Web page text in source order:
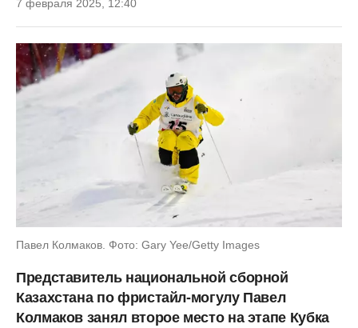
7 февраля 2025, 12:40
Павел Колмаков. Фото: Gary Yee/Getty Images
Представитель национальной сборной
Казахстана по фристайл-могулу Павел
Колмаков занял второе место на этапе Кубка